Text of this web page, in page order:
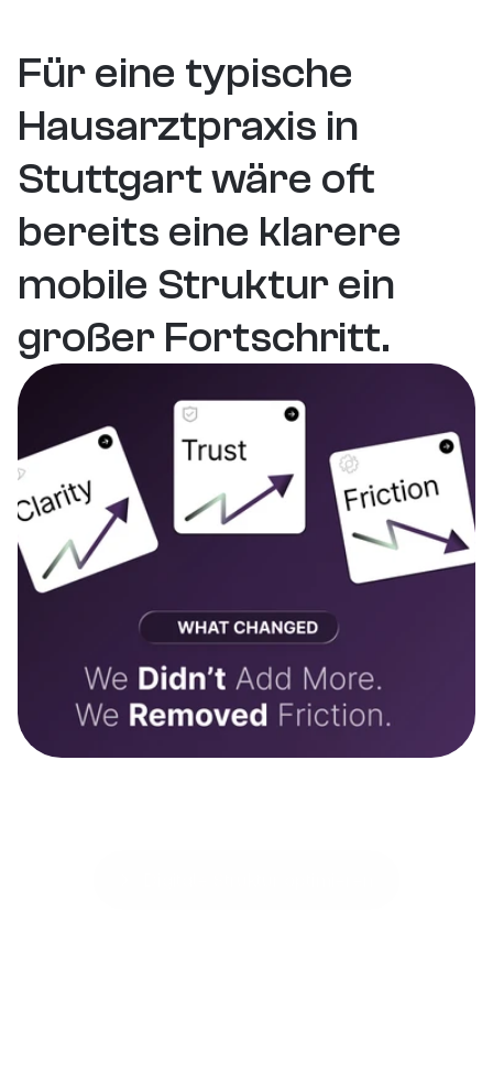
Für eine typische
Hausarztpraxis in
Stuttgart wäre oft
bereits eine klarere
mobile Struktur ein
großer Fortschritt.